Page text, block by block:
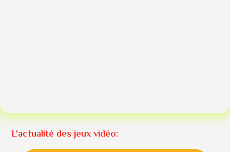
L'actualité des jeux vidéo: